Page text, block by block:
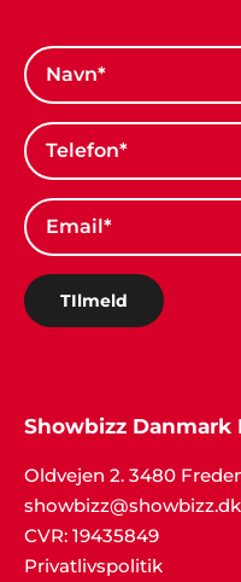
TIlmeld
Showbizz Danmark
Oldvejen 2. 3480
showbizz@showbizz.dk
CVR: 19435849
Privatlivspolitik